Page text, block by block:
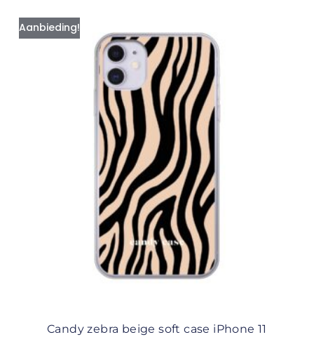
Aanbieding!
Candy zebra beige soft case iPhone 11